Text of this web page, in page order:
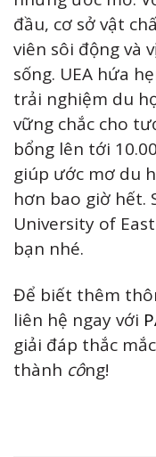
đầu, cơ sở vật
viên sôi động và
sống. UEA hứa
trải nghiệm du
vững chắc cho
bổng lên tới
giúp ước mơ du
hơn bao giờ hết.
University of
bạn nhé.
Để biết thêm
liên hệ ngay với
giải đáp thắc
thành công!